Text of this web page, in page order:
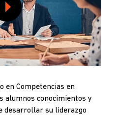
en Competencias en
alumnos conocimientos y
desarrollar su liderazgo